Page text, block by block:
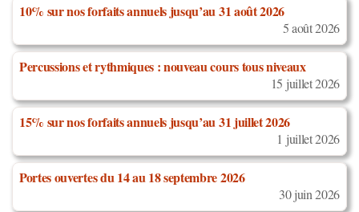
10% sur nos forfaits annuels jusqu’au 31 août 2026
5 août 2026
Percussions et rythmiques : nouveau cours tous niveaux
15 juillet 2026
15% sur nos forfaits annuels jusqu’au 31 juillet 2026
1 juillet 2026
Portes ouvertes du 14 au 18 septembre 2026
30 juin 2026